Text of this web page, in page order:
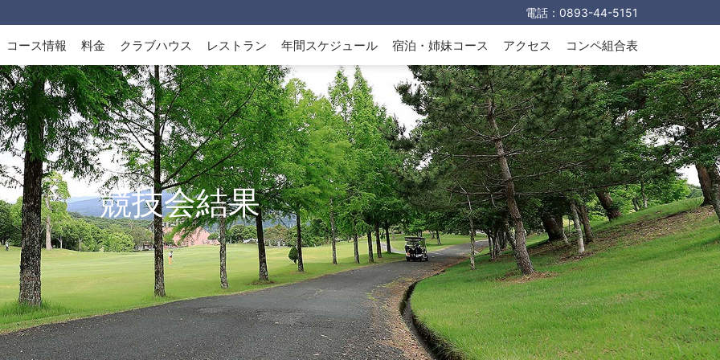
電話： 0893-44-5151
コース情報 料金 クラブハウス レストラン 年間スケジュール 宿泊・姉妹コース アクセス コンペ組合表
競技会結果